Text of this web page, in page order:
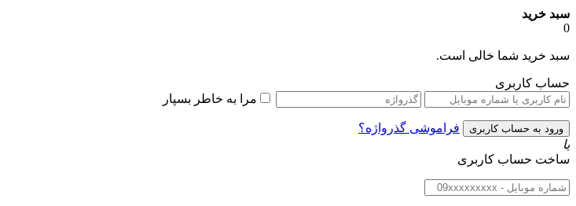
سبد خرید
0
سبد خرید شما خالی است.
حساب کاربری
مرا به خاطر بسپار
فراموشی گذرواژه؟
یا
ساخت حساب کاربری